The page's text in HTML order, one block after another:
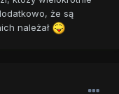
że są
należał